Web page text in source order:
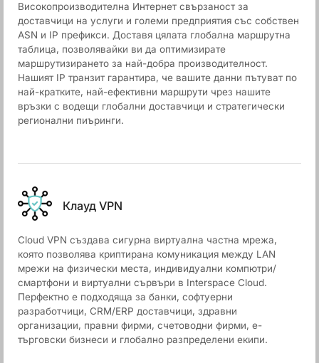
Високопроизводителна Интернет свързаност за
доставчици на услуги и големи предприятия със собствен
ASN и IP префикси. Доставя цялата глобална маршрутна
таблица, позволявайки ви да оптимизирате
маршрутизирането за най-добра производителност.
Нашият IP транзит гарантира, че вашите данни пътуват по
най-кратките, най-ефективни маршрути чрез нашите
връзки с водещи глобални доставчици и стратегически
регионални пиъринги.
Клауд VPN
Cloud VPN създава сигурна виртуална частна мрежа,
която позволява криптирана комуникация между LAN
мрежи на физически места, индивидуални компютри/
смартфони и виртуални сървъри в Interspace Cloud.
Перфектно е подходяща за банки, софтуерни
разработчици, CRM/ERP доставчици, здравни
организации, правни фирми, счетоводни фирми, е-
търговски бизнеси и глобално разпределени екипи.